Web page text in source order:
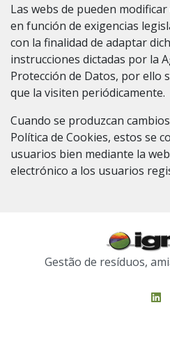
Las webs de pueden
en función de exigencias
con la finalidad de adaptar
instrucciones dictadas por la
Protección de Datos, por ello
que la visiten periódicamente.
Cuando se produzcan
Política de Cookies, estos se
usuarios bien mediante la
electrónico a los usuarios
Gestão de resíduos,